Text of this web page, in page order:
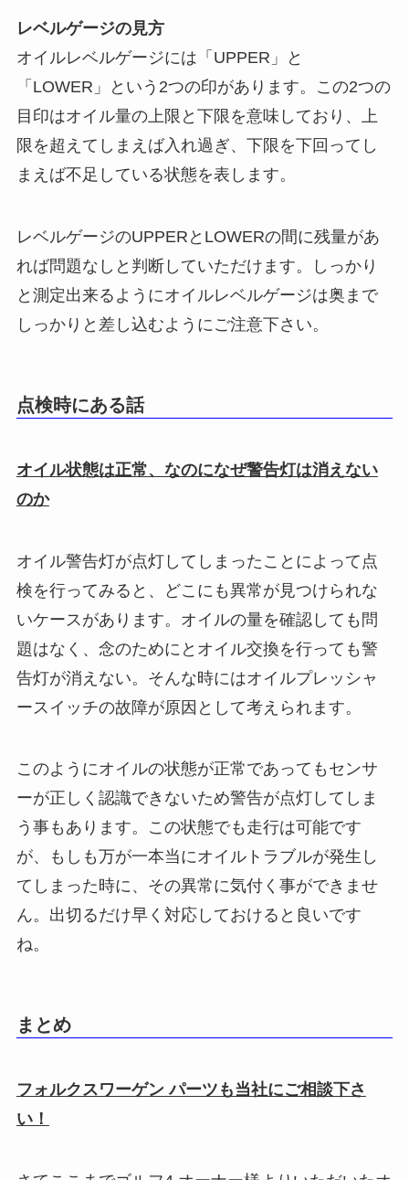
レベルゲージの見方
オイルレベルゲージには「UPPER」と
「LOWER」という2つの印があります。この2つの
目印はオイル量の上限と下限を意味しており、上
限を超えてしまえば入れ過ぎ、下限を下回ってし
まえば不足している状態を表します。
レベルゲージのUPPERとLOWERの間に残量があ
れば問題なしと判断していただけます。しっかり
と測定出来るようにオイルレベルゲージは奥まで
しっかりと差し込むようにご注意下さい。
点検時にある話
オイル状態は正常、なのになぜ警告灯は消えない
のか
オイル警告灯が点灯してしまったことによって点
検を行ってみると、どこにも異常が見つけられな
いケースがあります。オイルの量を確認しても問
題はなく、念のためにとオイル交換を行っても警
告灯が消えない。そんな時にはオイルプレッシャ
ースイッチの故障が原因として考えられます。
このようにオイルの状態が正常であってもセンサ
ーが正しく認識できないため警告が点灯してしま
う事もあります。この状態でも走行は可能です
が、もしも万が一本当にオイルトラブルが発生し
てしまった時に、その異常に気付く事ができませ
ん。出切るだけ早く対応しておけると良いです
ね。
まとめ
フォルクスワーゲン パーツも当社にご相談下さ
い！